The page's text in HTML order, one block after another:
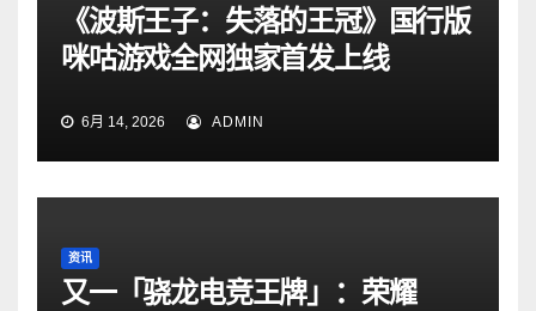
《波斯王子：失落的王冠》国行版
咪咕游戏全网独家首发上线
6月 14, 2026 ADMIN
资讯
又一「骁龙电竞王牌」：荣耀